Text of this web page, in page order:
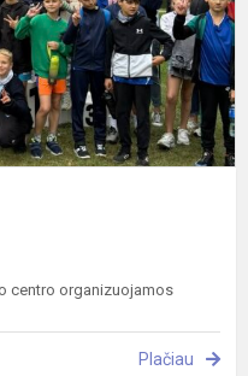
centro organizuojamos
Plačiau